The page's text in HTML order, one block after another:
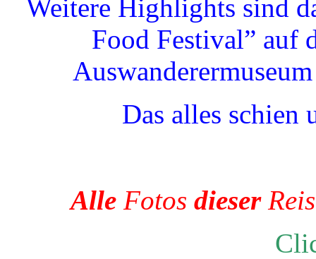
Weitere Highlights sind
Food Festival” auf
Das alles
AlleFotos dieser